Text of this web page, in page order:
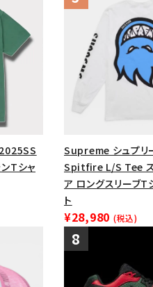
Tシャ
Supreme シュプリ
Spitfire L/S Tee ス
ア ロングスリーブ
ト
¥28,980 (税込)